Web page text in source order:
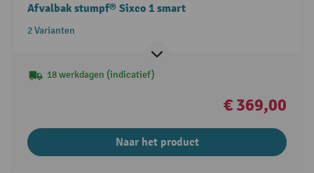
Afvalbak stumpf® Sixco 1 smart
2 Varianten
18 werkdagen (indicatief)
€ 369,00
Naar het product